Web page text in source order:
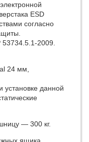
ESD
согласно
2009.
24 мм,
данной
— 300 кг.